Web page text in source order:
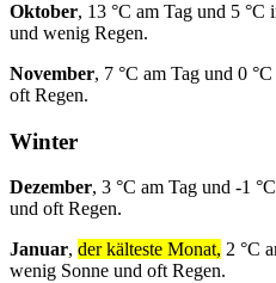
Oktober, 13 °C am Tag und 5
und wenig Regen.
November, 7 °C am Tag und 0
oft Regen.
Winter
Dezember, 3 °C am Tag und -1
und oft Regen.
Januar, der kälteste Monat, 2 °C
wenig Sonne und oft Regen.